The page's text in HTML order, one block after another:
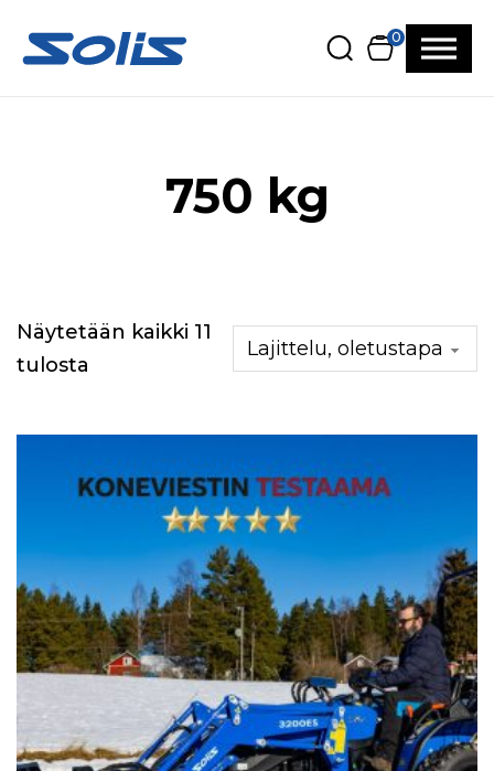
0
750 kg
Näytetään kaikki 11
tulosta